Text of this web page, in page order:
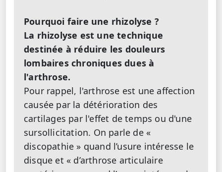
Pourquoi faire une rhizolyse ?
La rhizolyse est une technique
destinée à réduire les douleurs
lombaires chroniques dues à
l'arthrose.
Pour rappel, l'arthrose est une affection
causée par la détérioration des
cartilages par l'effet de temps ou d'une
sursollicitation. On parle de «
discopathie » quand l’usure intéresse le
disque et « d’arthrose articulaire